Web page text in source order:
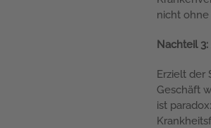
nicht ohne
Nachteil
Erzielt der
Geschäft
ist